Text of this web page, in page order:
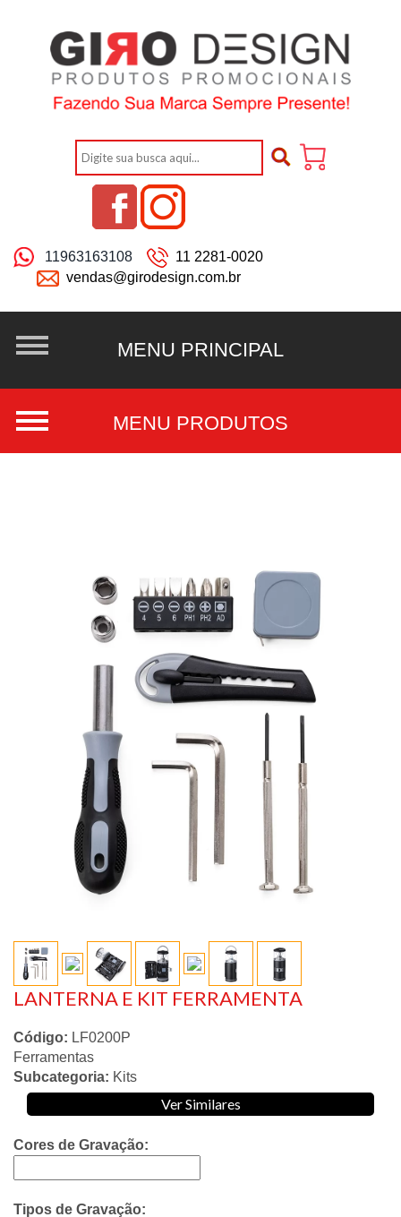
11963163108
11 2281-0020
vendas@girodesign.com.br
LANTERNA E KIT FERRAMENTA
Código: LF0200P
Ferramentas
Subcategoria: Kits
Ver Similares
Cores de Gravação:
Tipos de Gravação: